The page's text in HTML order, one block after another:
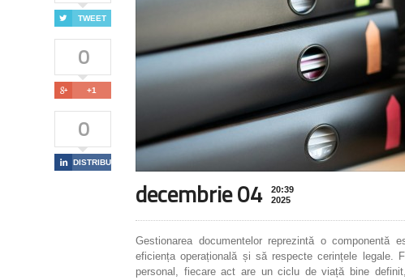
 TWEET
0
 +1
0
 DISTRIBUIE
decembrie 04
20:39
2025
Gestionarea documentelor reprezintă o componentă
eficiența operațională și să respecte cerințele legale.
personal, fiecare act are un ciclu de viață bine